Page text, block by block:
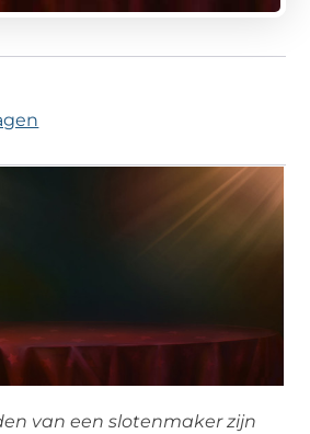
van een slotenmaker zijn